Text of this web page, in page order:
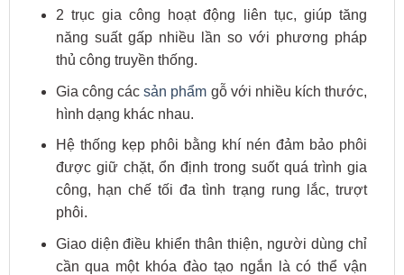
2 trục gia công hoạt động liên tục, giúp tăng
năng suất gấp nhiều lần so với phương pháp
thủ công truyền thống.
Gia công cácsản phẩm gỗ với nhiều kích thước,
hình dạng khác nhau.
Hệ thống kẹp phôi bằng khí nén đảm bảo phôi
được giữ chặt, ổn định trong suốt quá trình gia
công, hạn chế tối đa tình trạng rung lắc, trượt
phôi.
Giao diện điều khiển thân thiện, người dùng chỉ
cần qua một khóa đào tạo ngắn là có thể vận